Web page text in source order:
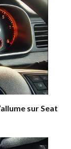
sur Seat